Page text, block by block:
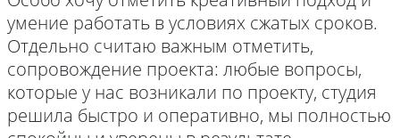
умение работать в условиях сжатых сроков.
Отдельно считаю важным отметить,
сопровождение проекта: любые вопросы,
которые у нас возникали по проекту, студия
решила быстро и оперативно, мы полностью